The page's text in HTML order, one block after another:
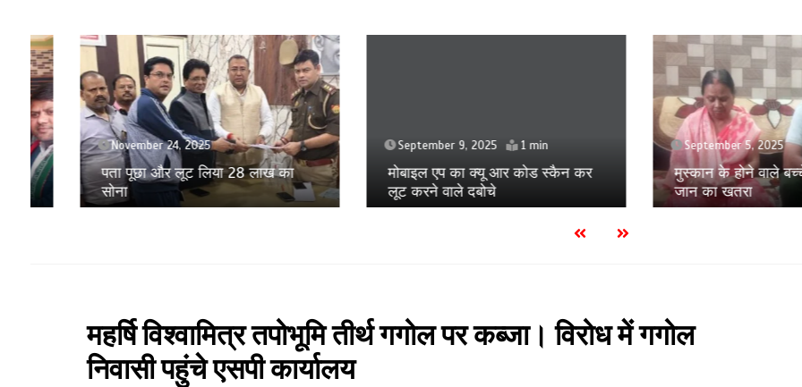
November 24, 2025
पता पूछा और लूट लिया 28 लाख का
सोना
September 9, 2025 1 min
मोबाइल एप का क्यू आर कोड स्कैन कर
लूट करने वाले दबोचे
September 5, 2025
मुस्कान के होने वाले बच्चे को
जान का खतरा
महर्षि विश्वामित्र तपोभूमि तीर्थ गगोल पर कब्जा। विरोध में गगोल
निवासी पहुंचे एसपी कार्यालय